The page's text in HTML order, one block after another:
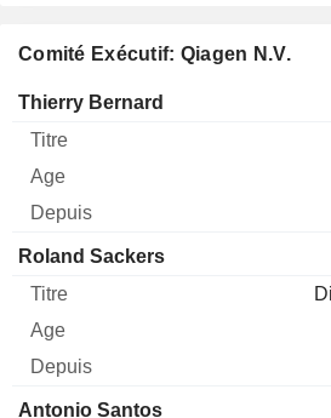
Comité Exécutif: Qiagen N.V.
Dirigeant Titre Age
Thierry Bernard
Roland Sackers
Antonio Santos